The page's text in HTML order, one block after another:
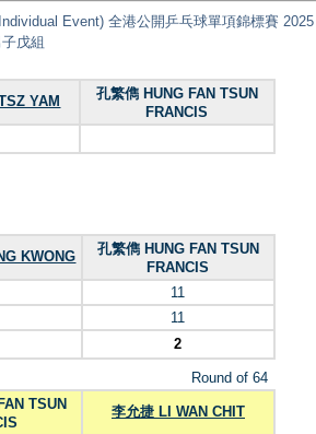
Event) 全港公開乒乓球單項錦標賽 2025
戊組
YAM
孔繁儁 HUNG FAN TSUN
FRANCIS
KWONG
孔繁儁 HUNG FAN TSUN
FRANCIS
11
11
2
Round of 64
TSUN
李允捷 LI WAN CHIT